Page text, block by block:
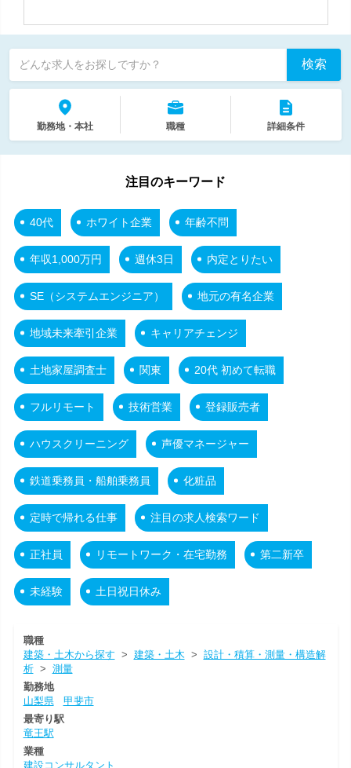
どんな求人をお探しですか？ 検索
勤務地・本社 職種 詳細条件
注目のキーワード
40代 ホワイト企業 年齢不問
年収1,000万円 週休3日 内定とりたい
SE（システムエンジニア） 地元の有名企業
地域未来牽引企業 キャリアチェンジ
土地家屋調査士 関東 20代 初めて転職
フルリモート 技術営業 登録販売者
ハウスクリーニング 声優マネージャー
鉄道乗務員・船舶乗務員 化粧品
定時で帰れる仕事 注目の求人検索ワード
正社員 リモートワーク・在宅勤務 第二新卒
未経験 土日祝日休み
職種
建築・土木から探す > 建築・土木 > 設計・積算・測量・構造解
析> 測量
勤務地
山梨県
甲斐市
最寄り駅
竜王駅
業種
建設コンサルタント